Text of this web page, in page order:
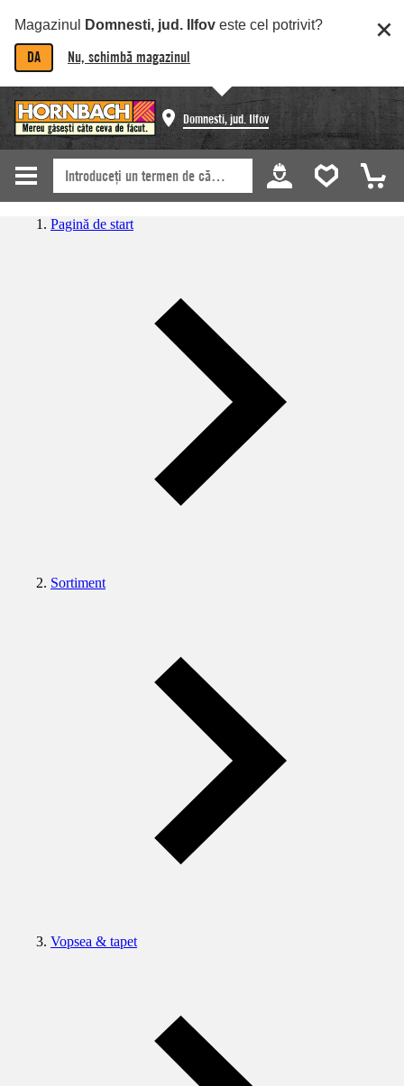
Magazinul Domnesti, jud. Ilfov este cel potrivit?
DA Nu, schimbă magazinul
Domnesti, jud. Ilfov
Pagină de start
Sortiment
Vopsea & tapet